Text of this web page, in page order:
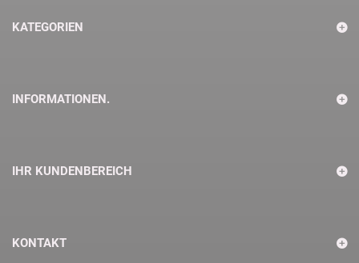
KATEGORIEN
INFORMATIONEN.
IHR KUNDENBEREICH
KONTAKT